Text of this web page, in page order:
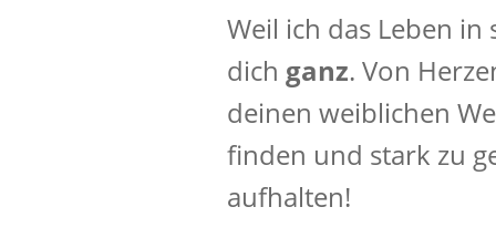
Weil ich das Leben
dich ganz. Von
deinen weiblichen
finden und stark zu
aufhalten!